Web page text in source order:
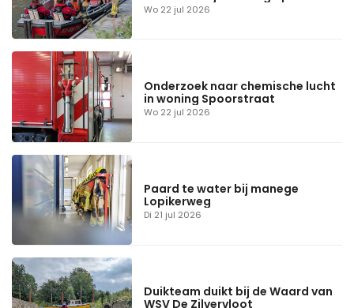
Wo 22 jul 2026
Wo 22 jul 2026
Onderzoek naar chemische lucht
in woning Spoorstraat
Di 21 jul 2026
Paard te water bij manege
Lopikerweg
Duikteam duikt bij de Waard van
WSV De Zilvervloot